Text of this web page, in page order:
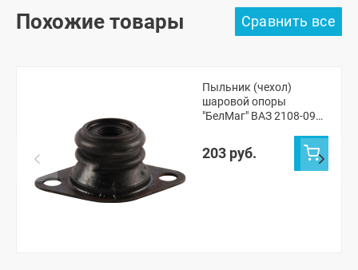
Похожие товары
Пыльник (чехол)
шаровой опоры
"БелМаг" ВАЗ 2108-099,
203 руб.